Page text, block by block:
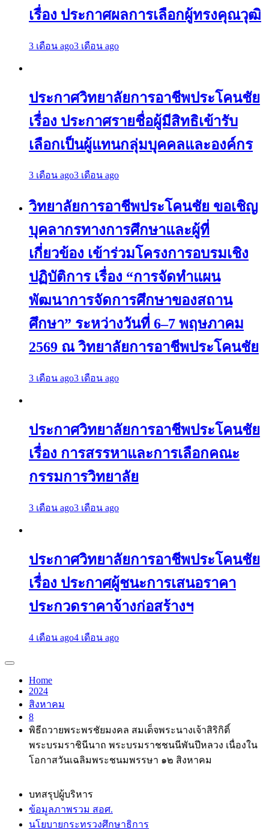
เรื่อง ประกาศผลการเลือกผู้ทรงคุณวุฒิ
3 เดือน ago3 เดือน ago
ประกาศวิทยาลัยการอาชีพประโคนชัย
เรื่อง ประกาศรายชื่อผู้มีสิทธิเข้ารับ
เลือกเป็นผู้แทนกลุ่มบุคคลและองค์กร
3 เดือน ago3 เดือน ago
วิทยาลัยการอาชีพประโคนชัย ขอเชิญ
บุคลากรทางการศึกษาและผู้ที่
เกี่ยวข้อง เข้าร่วมโครงการอบรมเชิง
ปฏิบัติการ เรื่อง “การจัดทำแผน
พัฒนาการจัดการศึกษาของสถาน
ศึกษา” ระหว่างวันที่ 6–7 พฤษภาคม
2569 ณ วิทยาลัยการอาชีพประโคนชัย
3 เดือน ago3 เดือน ago
ประกาศวิทยาลัยการอาชีพประโคนชัย
เรื่อง การสรรหาและการเลือกคณะ
กรรมการวิทยาลัย
3 เดือน ago3 เดือน ago
ประกาศวิทยาลัยการอาชีพประโคนชัย
เรื่อง ประกาศผู้ชนะการเสนอราคา
ประกวดราคาจ้างก่อสร้างฯ
4 เดือน ago4 เดือน ago
Home
2024
สิงหาคม
8
พิธีถวายพระพรชัยมงคล สมเด็จพระนางเจ้าสิริกิติ์
พระบรมราชินีนาถ พระบรมราชชนนีพันปีหลวง เนื่องใน
โอกาสวันเฉลิมพระชนมพรรษา ๑๒ สิงหาคม
บทสรุปผู้บริหาร
ข้อมูลภาพรวม สอศ.
นโยบายกระทรวงศึกษาธิการ